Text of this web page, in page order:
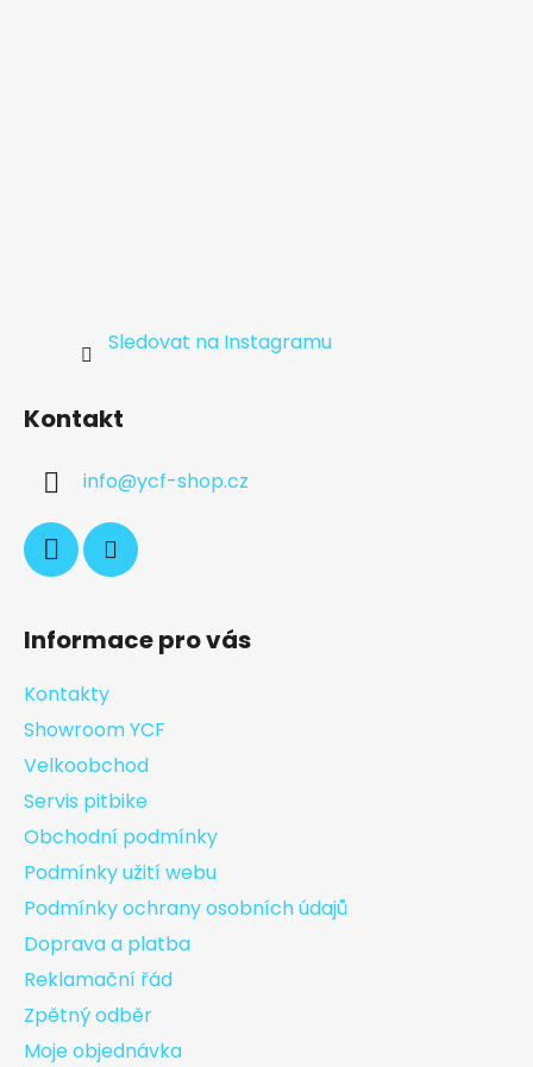
Sledovat na Instagramu
Kontakt
info@ycf-shop.cz
Informace pro vás
Kontakty
Showroom YCF
Velkoobchod
Servis pitbike
Obchodní podmínky
Podmínky užití webu
Podmínky ochrany osobních údajů
Doprava a platba
Reklamační řád
Zpětný odběr
Moje objednávka